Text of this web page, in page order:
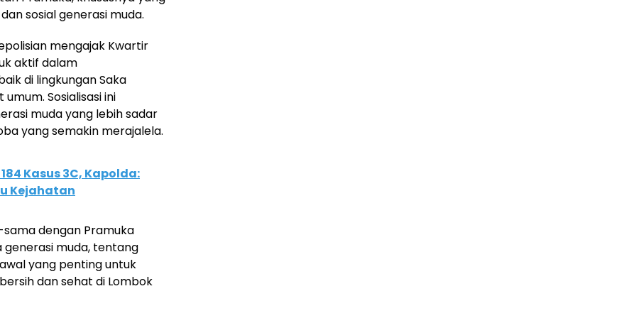
sosial generasi muda.
mengajak Kwartir
aktif dalam
di lingkungan Saka
Sosialisasi ini
muda yang lebih sadar
yang semakin merajalela.
Kasus 3C, Kapolda:
Kejahatan
dengan Pramuka
muda, tentang
yang penting untuk
dan sehat di Lombok